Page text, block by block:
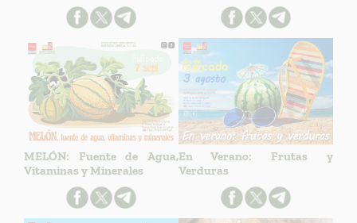
MELÓN: Fuente de Agua,
Vitaminas y Minerales
En Verano: Frutas y
Verduras